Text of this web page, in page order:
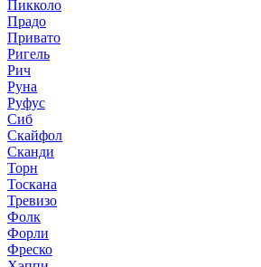
Пикколо
Прадо
Привато
Ригель
Рич
Руна
Руфус
Сиб
Скайфол
Сканди
Торн
Тоскана
Тревизо
Фолк
Форли
Фреско